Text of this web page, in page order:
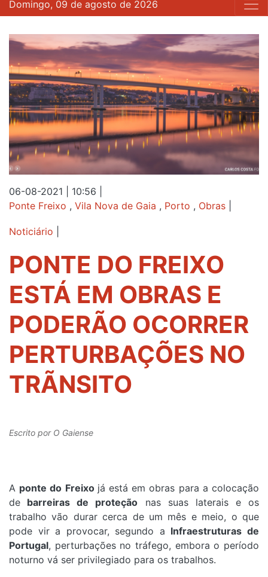
Domingo, 09 de agosto de 2026
06-08-2021 | 10:56
Ponte Freixo , Vila Nova de Gaia , Porto , Obras
Noticiário
PONTE DO FREIXO
ESTÁ EM OBRAS E
PODERÃO OCORRER
PERTURBAÇÕES NO
TRÃNSITO
Escrito por O Gaiense
A ponte do Freixo já está em obras para a colocação
de barreiras de proteção nas suas laterais e os
trabalho vão durar cerca de um mês e meio, o que
pode vir a provocar, segundo a Infraestruturas de
Portugal, perturbações no tráfego, embora o período
noturno vá ser privilegiado para os trabalhos.